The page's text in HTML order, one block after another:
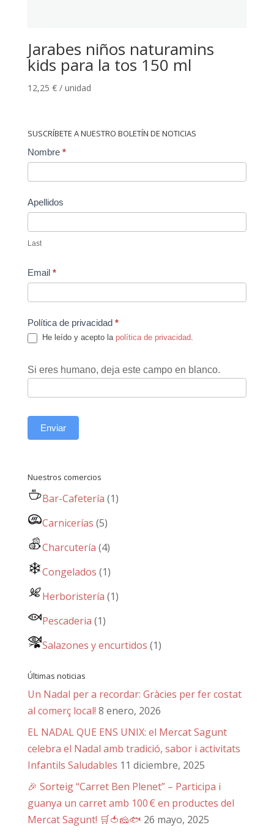
Jarabes niños naturamins
kids para la tos 150 ml
12,25 € / unidad
SUSCRÍBETE A NUESTRO BOLETÍN DE NOTICIAS
Contact
Nombre *
Apellidos
Last
Email *
Política de privacidad *
He leído y acepto la política de privacidad
Si eres humano, deja este campo en blanco.
Enviar
Nuestros comercios
Bar-Cafetería (1)
Carnicerías (5)
Charcutería (4)
Congelados (1)
Herboristería (1)
Pescaderia (1)
Salazones y encurtidos (1)
Últimas noticias
Un Nadal per a recordar: Gràcies per fer costat
al comerç local! 8 enero, 2026
EL NADAL QUE ENS UNIX: el Mercat Sagunt
celebra el Nadal amb tradició, sabor i activitats
Infantils Saludables 11 diciembre, 2025
🎉 Sorteig “Carret Ben Plenet” – Participa i
guanya un carret amb 100 € en productes del
Mercat Sagunt! 🛒🍅🧀🐟 26 mayo, 2025